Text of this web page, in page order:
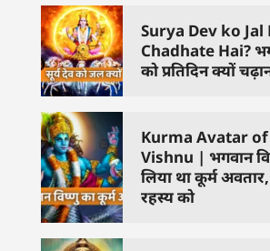
Surya Dev ko Jal
Chadhate Hai?
को प्रतिदिन क्यों
Kurma Avatar
Vishnu | भगवान
लिया था कूर्म
रहस्य को